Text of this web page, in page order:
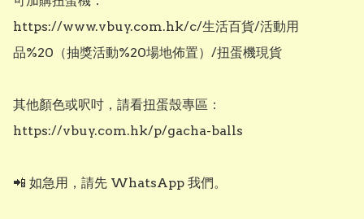
https://www.vbuy.com.hk/c/生活百貨/活動用
品%20（抽獎活動%20場地佈置）/扭蛋機現貨
其他顏色或呎吋，請看扭蛋殼專區：
https://vbuy.com.hk/p/gacha-balls
📲 如急用，請先 WhatsApp 我們。